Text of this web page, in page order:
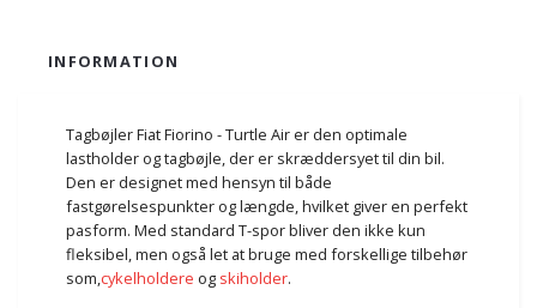
INFORMATION
Tagbøjler Fiat Fiorino - Turtle Air er den optimale
lastholder og tagbøjle, der er skræddersyet til din bil.
Den er designet med hensyn til både
fastgørelsespunkter og længde, hvilket giver en perfekt
pasform. Med standard T-spor bliver den ikke kun
fleksibel, men også let at bruge med forskellige tilbehør
som,cykelholdere og skiholder.